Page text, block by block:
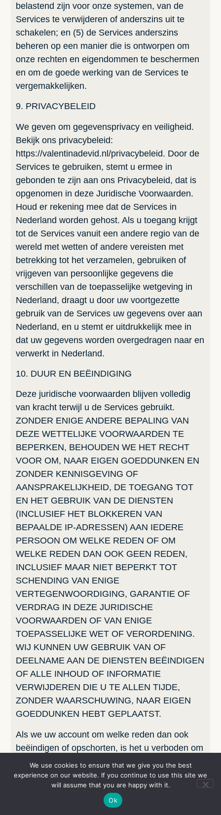
belastend zijn voor onze systemen, van de
Services te verwijderen of anderszins uit te
schakelen; en (5) de Services anderszins
beheren op een manier die is ontworpen om
onze rechten en eigendommen te beschermen
en om de goede werking van de Services te
vergemakkelijken.
9. PRIVACYBELEID
We geven om gegevensprivacy en veiligheid.
Bekijk ons privacybeleid:
https://valentinadevid.nl/privacybeleid. Door de
Services te gebruiken, stemt u ermee in
gebonden te zijn aan ons Privacybeleid, dat is
opgenomen in deze Juridische Voorwaarden.
Houd er rekening mee dat de Services in
Nederland worden gehost. Als u toegang krijgt
tot de Services vanuit een andere regio van de
wereld met wetten of andere vereisten met
betrekking tot het verzamelen, gebruiken of
vrijgeven van persoonlijke gegevens die
verschillen van de toepasselijke wetgeving in
Nederland, draagt u door uw voortgezette
gebruik van de Services uw gegevens over aan
Nederland, en u stemt er uitdrukkelijk mee in
dat uw gegevens worden overgedragen naar en
verwerkt in Nederland.
10. DUUR EN BEËINDIGING
Deze juridische voorwaarden blijven volledig
van kracht terwijl u de Services gebruikt.
ZONDER ENIGE ANDERE BEPALING VAN
DEZE WETTELIJKE VOORWAARDEN TE
BEPERKEN, BEHOUDEN WE HET RECHT
VOOR OM, NAAR EIGEN GOEDDUNKEN EN
ZONDER KENNISGEVING OF
AANSPRAKELIJKHEID, DE TOEGANG TOT
EN HET GEBRUIK VAN DE DIENSTEN
(INCLUSIEF HET BLOKKEREN VAN
BEPAALDE IP-ADRESSEN) AAN IEDERE
PERSOON OM WELKE REDEN OF OM
WELKE REDEN DAN OOK GEEN REDEN,
INCLUSIEF MAAR NIET BEPERKT TOT
SCHENDING VAN ENIGE
VERTEGENWOORDIGING, GARANTIE OF
VERDRAG IN DEZE JURIDISCHE
VOORWAARDEN OF VAN ENIGE
TOEPASSELIJKE WET OF VERORDENING.
WIJ KUNNEN UW GEBRUIK VAN OF
DEELNAME AAN DE DIENSTEN BEËINDIGEN
OF ALLE INHOUD OF INFORMATIE
VERWIJDEREN DIE U TE ALLEN TIJDE,
ZONDER WAARSCHUWING, NAAR EIGEN
GOEDDUNKEN HEBT GEPLAATST.
Als we uw account om welke reden dan ook
beëindigen of opschorten, is het u verboden om
u te registreren en een nieuw account aan te
maken onder uw naam, een valse of geleende
naam of de naam van een derde partij, zelfs als
u namens de derde partij handelt. feest. Naast
We use cookies to ensure that we give you the best
experience on our website. If you continue to use this site we
will assume that you are happy with it.
Ok